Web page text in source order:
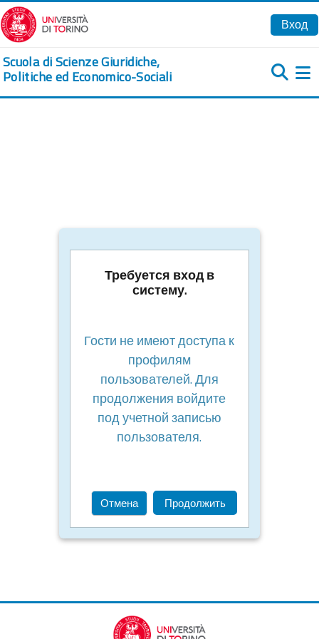
Перейти к основному содержанию
Вход
Scuola di Scienze Giuridiche,
Politiche ed Economico-Sociali
Требуется вход в
систему.
Гости не имеют доступа к
профилям
пользователей. Для
продолжения войдите
под учетной записью
пользователя.
Отмена Продолжить